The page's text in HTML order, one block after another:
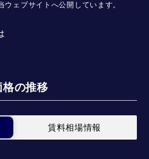
ェブサイトへ公開しています。
の推移
賃料相場情報